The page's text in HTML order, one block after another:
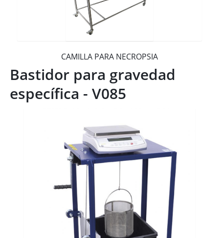
CAMILLA PARA NECROPSIA
Bastidor para gravedad
específica - V085